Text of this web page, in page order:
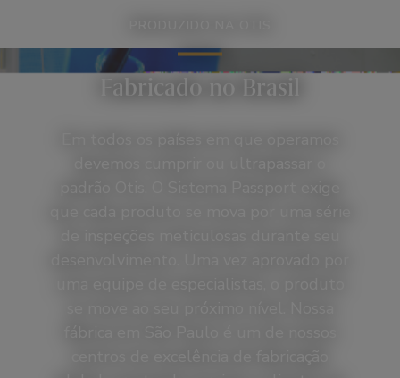
Fabricado no Brasil